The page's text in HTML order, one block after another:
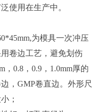
使用在生产中。
为模具一次冲压
卷边工艺，避免划伤
，0.8，0.9，1.0mm厚的
，GMP卷直边。外形尺
；